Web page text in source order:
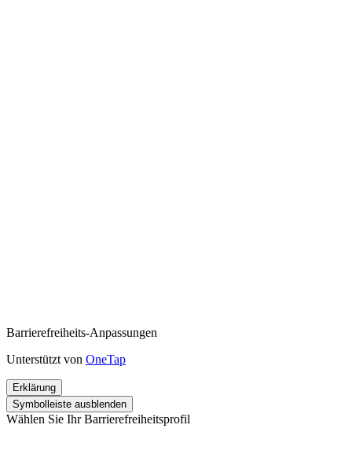
Barrierefreiheits-Anpassungen
Unterstützt von OneTap
Erklärung
Symbolleiste ausblenden
Wählen Sie Ihr Barrierefreiheitsprofil